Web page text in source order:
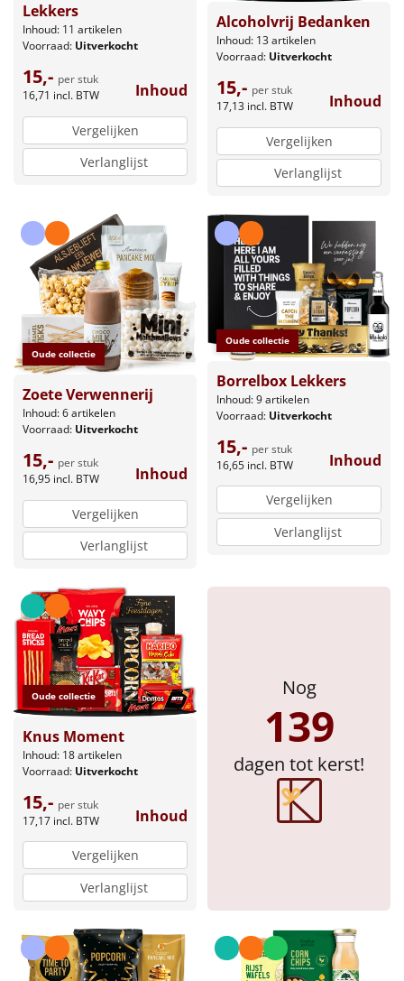
Lekkers
Inhoud: 11 artikelen
Voorraad: Uitverkocht
15,- per stuk
16,71 incl. BTW Inhoud
Vergelijken
Verlanglijst
Alcoholvrij Bedanken
Inhoud: 13 artikelen
Voorraad: Uitverkocht
15,- per stuk
17,13 incl. BTW Inhoud
Vergelijken
Verlanglijst
Oude collectie
Zoete Verwennerij
Inhoud: 6 artikelen
Voorraad: Uitverkocht
15,- per stuk
16,95 incl. BTW Inhoud
Vergelijken
Verlanglijst
Oude collectie
Borrelbox Lekkers
Inhoud: 9 artikelen
Voorraad: Uitverkocht
15,- per stuk
16,65 incl. BTW Inhoud
Vergelijken
Verlanglijst
Oude collectie
Knus Moment
Inhoud: 18 artikelen
Voorraad: Uitverkocht
15,- per stuk
17,17 incl. BTW Inhoud
Vergelijken
Verlanglijst
Nog
139
dagen tot kerst!